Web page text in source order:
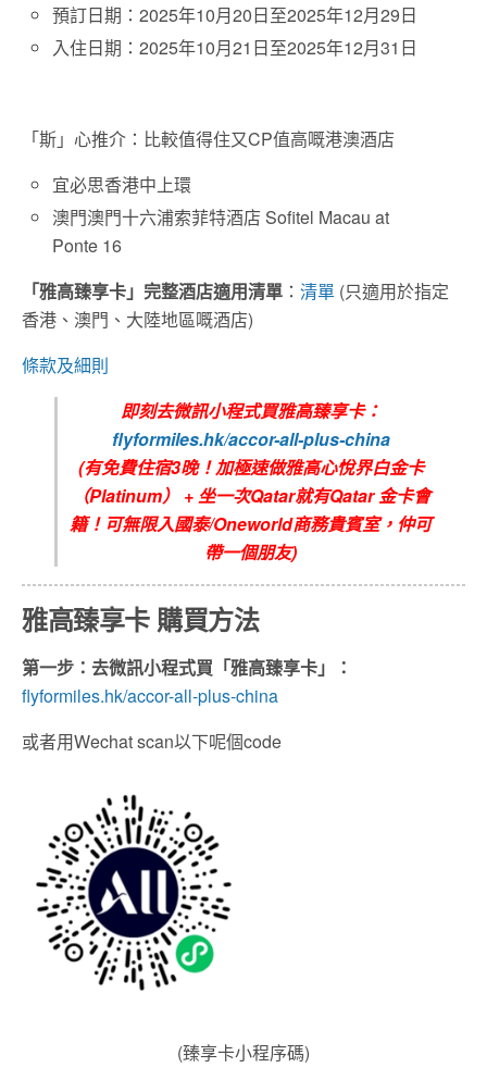
預訂日期：2025年10月20日至2025年12月29日
入住日期：2025年10月21日至2025年12月31日
「斯」心推介：比較值得住又CP值高嘅港澳酒店
宜必思香港中上環
澳門澳門十六浦索菲特酒店 Sofitel Macau at
Ponte 16
「雅高臻享卡」完整酒店適用清單 ： 清單 (只適用於指定
香港、澳門、大陸地區嘅酒店)
條款及細則
即刻去微訊小程式買雅高臻享卡：
flyformiles.hk/accor-all-plus-china
(有免費住宿3晚！加極速做雅高心悅界白金卡
（Platinum） + 坐一次Qatar就有Qatar 金卡會
籍！可無限入國泰/Oneworld商務貴賓室，仲可
帶一個朋友)
雅高臻享卡 購買方法
第一步：去微訊小程式買「雅高臻享卡」：
flyformiles.hk/accor-all-plus-china
或者用Wechat scan以下呢個code
(臻享卡小程序碼)